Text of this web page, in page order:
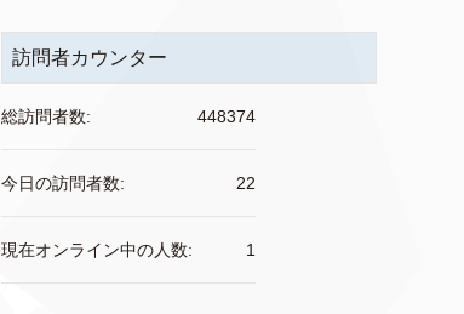
訪問者カウンター
448374
総訪問者数:
22
今日の訪問者数:
1
現在オンライン中の人数: